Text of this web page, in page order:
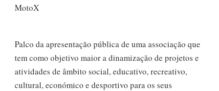
Palco da apresentação pública de uma associação que
tem como objetivo maior a dinamização de projetos e
atividades de âmbito social, educativo, recreativo,
cultural, económico e desportivo para os seus